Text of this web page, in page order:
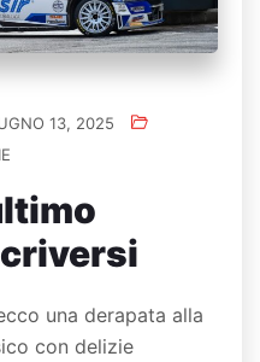
13, 2025
una derapata alla
con delizie